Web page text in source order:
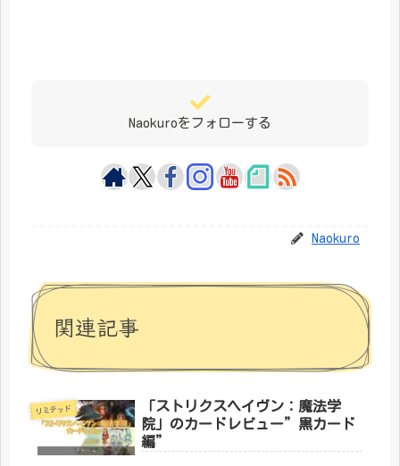
Naokuroをフォローする
Naokuro
関連記事
リミテッド
「ストリクスヘイヴン：魔法学
院」のカードレビュー”黒カード
編”